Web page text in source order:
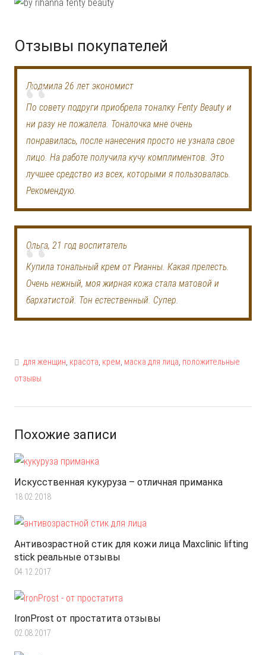
Отзывы покупателей
Людмила 26 лет экономист
По совету подруги приобрела тоналку Fenty Beauty и
ни разу не пожалела. Тоналочка мне очень
понравилась, после нанесения просто не узнала свое
лицо. На работе получила кучу комплиментов. Это
лучшее средство из всех, которыми я пользовалась.
Рекомендую.
Ольга, 21 год воспитатель
Купила тональный крем от Рианны. Какая прелесть.
Очень нежный, моя жирная кожа стала матовой и
бархатистой. Тон естественный. Супер.
для женщин, красота, крем, маска для лица, положительные
отзывы
Похожие записи
Искусственная кукуруза – отличная приманка
18.02.2018
Антивозрастной стик для кожи лица Maxclinic lifting
stick реальные отзывы
04.12.2017
IronProst от простатита отзывы
02.08.2017